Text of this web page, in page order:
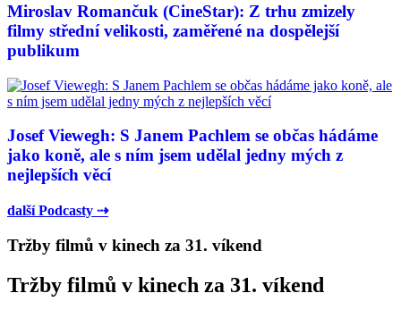
Miroslav Romančuk (CineStar): Z trhu zmizely
filmy střední velikosti, zaměřené na dospělejší
publikum
Josef Viewegh: S Janem Pachlem se občas hádáme
jako koně, ale s ním jsem udělal jedny mých z
nejlepších věcí
další Podcasty ⇢
Tržby filmů v kinech za 31. víkend
Tržby filmů v kinech za 31. víkend